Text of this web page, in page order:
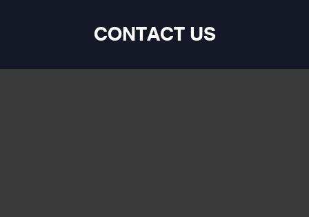
CONTACT US